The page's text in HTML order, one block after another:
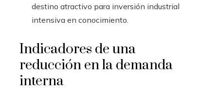
destino atractivo para inversión industrial
intensiva en conocimiento.
Indicadores de una
reducción en la demanda
interna